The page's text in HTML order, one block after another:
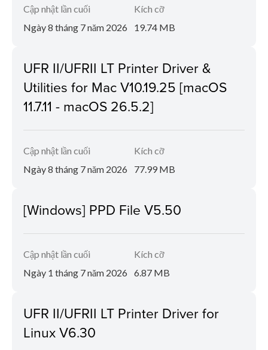
Cập nhật lần cuối
Ngày 8 tháng 7 năm 2026
Kích cỡ
19.74 MB
UFR II/UFRII LT Printer Driver &
Utilities for Mac V10.19.25 [macOS
11.7.11 - macOS 26.5.2]
Cập nhật lần cuối
Ngày 8 tháng 7 năm 2026
Kích cỡ
77.99 MB
[Windows] PPD File V5.50
Cập nhật lần cuối
Ngày 1 tháng 7 năm 2026
Kích cỡ
6.87 MB
UFR II/UFRII LT Printer Driver for
Linux V6.30